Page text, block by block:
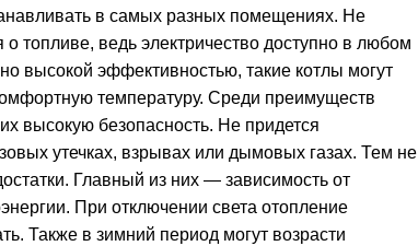
в самых разных помещениях. Не
о топливе, ведь электричество доступно в любом
высокой эффективностью, такие котлы могут
температуру. Среди преимуществ
высокую безопасность. Не придется
утечках, взрывах или дымовых газах. Тем не
Главный из них — зависимость от
При отключении света отопление
Также в зимний период могут возрасти